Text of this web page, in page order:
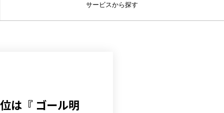
サービスから探す
は『 ゴール明